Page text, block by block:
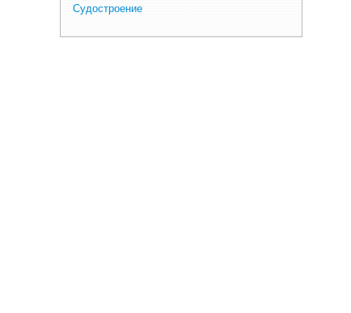
Судостроение